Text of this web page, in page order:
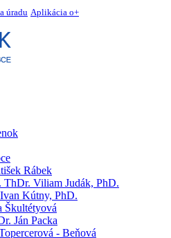
úradu Aplikácia o+
Rábek
ThDr. Viliam Judák, PhD.
Kútny, PhD.
Škultétyová
Ján Packa
- Beňová